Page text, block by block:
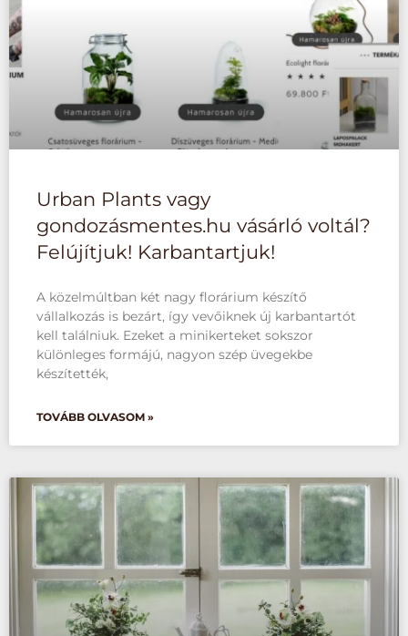
Urban Plants vagy
gondozásmentes.hu vásárló voltál?
Felújítjuk! Karbantartjuk!
A közelmúltban két nagy florárium készítő
vállalkozás is bezárt, így vevőiknek új karbantartót
kell találniuk. Ezeket a minikerteket sokszor
különleges formájú, nagyon szép üvegekbe
készítették,
TOVÁBB OLVASOM »